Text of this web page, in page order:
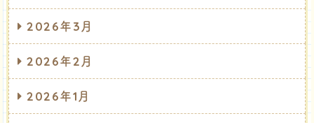
2026年3月
2026年2月
2026年1月